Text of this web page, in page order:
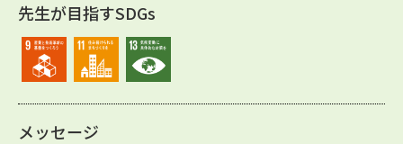
先生が目指すSDGs
メッセージ